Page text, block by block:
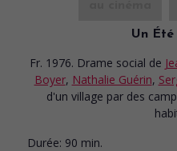
Un Été
Fr. 1976. Drame social de
Boyer, Nathalie Guérin,
d'un village par des
Durée: 90 min.